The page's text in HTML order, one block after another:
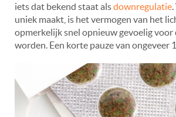
iets dat bekend staat alsdownregulatie
uniek maakt, is het vermogen van het
opmerkelijk snel opnieuw gevoelig voor
worden. Een korte pauze van ongeveer